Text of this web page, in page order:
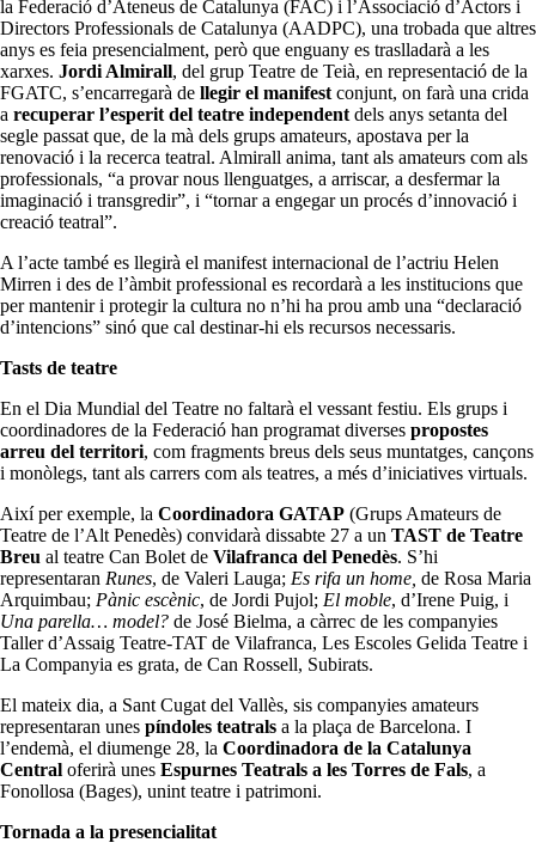
la Federació d’Ateneus de Catalunya (FAC) i l’Associació d’Actors i
Directors Professionals de Catalunya (AADPC), una trobada que altres
anys es feia presencialment, però que enguany es traslladarà a les
xarxes. Jordi Almirall, del grup Teatre de Teià, en representació de la
FGATC, s’encarregarà de llegir el manifestconjunt, on farà una crida
a recuperar l’esperit del teatre independentdels anys setanta del
segle passat que, de la mà dels grups amateurs, apostava per la
renovació i la recerca teatral. Almirall anima, tant als amateurs com als
professionals, “a provar nous llenguatges, a arriscar, a desfermar la
imaginació i transgredir”, i “tornar a engegar un procés d’innovació i
creació teatral”.
A l’acte també es llegirà el manifest internacional de l’actriu Helen
Mirren i des de l’àmbit professional es recordarà a les institucions que
per mantenir i protegir la cultura no n’hi ha prou amb una “declaració
d’intencions” sinó que cal destinar-hi els recursos necessaris.
Tasts de teatre
En el Dia Mundial del Teatre no faltarà el vessant festiu. Els grups i
coordinadores de la Federació han programat diverses propostes
arreu del territori, com fragments breus dels seus muntatges, cançons
i monòlegs, tant als carrers com als teatres, a més d’iniciatives virtuals.
Així per exemple, la Coordinadora GATAP (Grups Amateurs de
Teatre de l’Alt Penedès) convidarà dissabte 27 a un TAST de Teatre
Breu al teatre Can Bolet de Vilafranca del Penedès. S’hi
representaran Runes, de Valeri Lauga; Es rifa un home, de Rosa Maria
Arquimbau; Pànic escènic, de Jordi Pujol; El moble, d’Irene Puig, i
Una parella… model? de José Bielma, a càrrec de les companyies
Taller d’Assaig Teatre-TAT de Vilafranca, Les Escoles Gelida Teatre i
La Companyia es grata, de Can Rossell, Subirats.
El mateix dia, a Sant Cugat del Vallès, sis companyies amateurs
representaran unes píndoles teatrals a la plaça de Barcelona. I
l’endemà, el diumenge 28, la Coordinadora de la Catalunya
Central oferirà unes Espurnes Teatrals a les Torres de Fals, a
Fonollosa (Bages), unint teatre i patrimoni.
Tornada a la presencialitat